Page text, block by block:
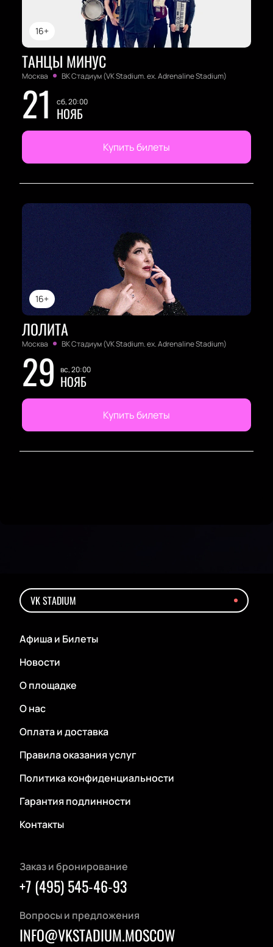
16+
ТАНЦЫ МИНУС
Москва ВК Стадиум (VK Stadium. ex. Adrenaline Stadium)
21 сб, 20:00
НОЯБ
Купить билеты
16+
ЛОЛИТА
Москва ВК Стадиум (VK Stadium. ex. Adrenaline Stadium)
29 вс, 20:00
НОЯБ
Купить билеты
VK STADIUM
Афиша и Билеты
Новости
О площадке
О нас
Оплата и доставка
Правила оказания услуг
Политика конфиденциальности
Гарантия подлинности
Контакты
Заказ и бронирование
+7 (495) 545-46-93
Вопросы и предложения
INFO@VKSTADIUM.MOSCOW